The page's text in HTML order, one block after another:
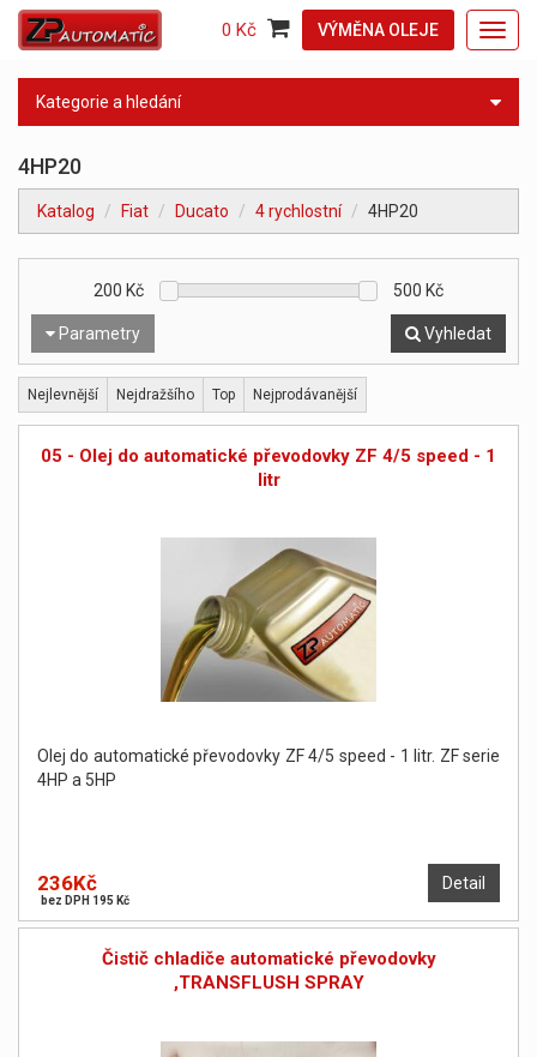
VÝMĚNA OLEJE
0 Kč
Kategorie a hledání
4HP20
Katalog Fiat Ducato 4 rychlostní 4HP20
Parametry
200 Kč 500 Kč
Vyhledat
Nejlevnější Nejdražšího Top Nejprodávanější
05 - Olej do automatické převodovky ZF 4/5 speed - 1
litr
Olej do automatické převodovky ZF 4/5 speed - 1 litr. ZF serie
4HP a 5HP
Detail
236Kč
bez DPH 195 Kč
Čistič chladiče automatické převodovky
,TRANSFLUSH SPRAY